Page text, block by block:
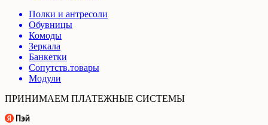
Полки и антресоли
Обувницы
Комоды
Зеркала
Банкетки
Сопутств.товары
Модули
ПРИНИМАЕМ ПЛАТЕЖНЫЕ СИСТЕМЫ